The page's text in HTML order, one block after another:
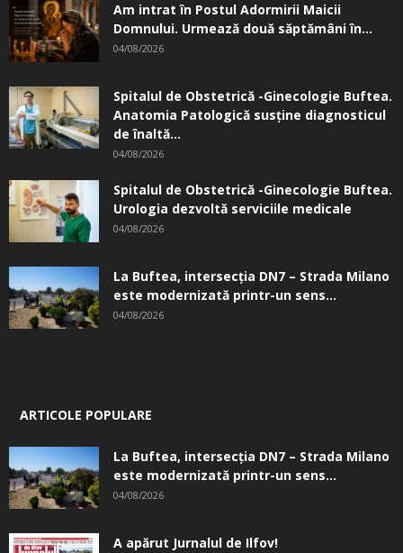
Am intrat în Postul Adormirii Maicii
Domnului. Urmează două săptămâni în...
04/08/2026
Spitalul de Obstetrică -Ginecologie Buftea.
Anatomia Patologică susţine diagnosticul
de înaltă...
04/08/2026
Spitalul de Obstetrică -Ginecologie Buftea.
Urologia dezvoltă serviciile medicale
04/08/2026
La Buftea, intersecţia DN7 – Strada Milano
este modernizată printr-un sens...
04/08/2026
ARTICOLE POPULARE
La Buftea, intersecţia DN7 – Strada Milano
este modernizată printr-un sens...
04/08/2026
A apărut Jurnalul de Ilfov!